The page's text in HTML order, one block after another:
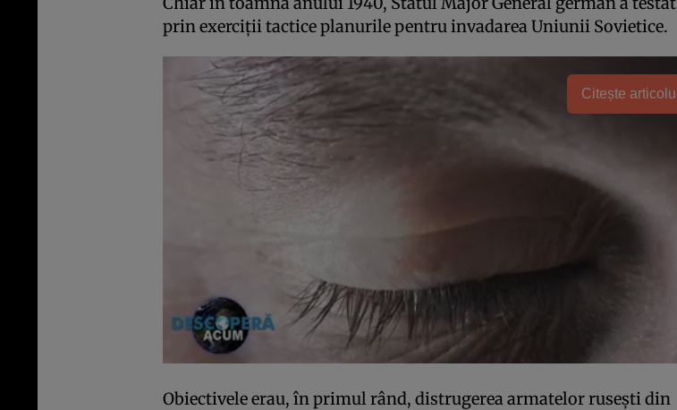
prin exerciții tactice planurile pentru invadarea Uniunii Sovietice.
Citește articolul
Obiectivele erau, în primul rând, distrugerea armatelor rusești din